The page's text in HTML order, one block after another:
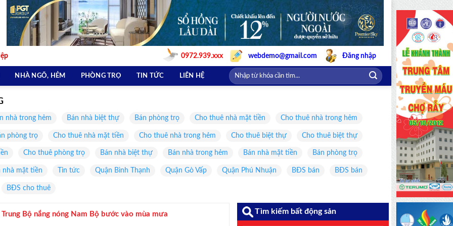
0972.939.xxx webdemo@gmail.com Đăng nhập
NHÀ NGÕ, HẺM PHÒNG TRỌ TIN TỨC LIÊN HỆ
nhà trong hẻm Bán nhà biệt thự Bán phòng trọ Cho thuê nhà mặt tiền Cho thuê nhà trong hẻm
phòng trọ Cho thuê nhà mặt tiền Cho thuê nhà trong hẻm Cho thuê biệt thự Cho thuê biệt thự
Cho thuê phòng trọ Bán nhà biệt thự Bán nhà trong hẻm Bán nhà mặt tiền Bán phòng trọ
nhà mặt tiền Tin tức Quận Bình Thạnh Quận Gò Vấp Quận Phú Nhuận BĐS bán BĐS bán
BĐS cho thuê
Bộ nắng nóng Nam Bộ bước vào mùa mưa Tìm kiếm bất động sản